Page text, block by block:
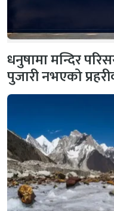
धनुषामा मन्दिर
पुजारी नभएको